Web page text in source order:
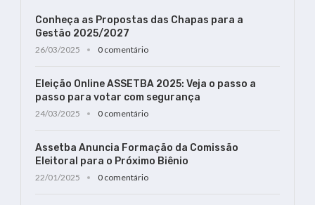
Conheça as Propostas das Chapas para a
Gestão 2025/2027
26/03/2025 0 comentário
Eleição Online ASSETBA 2025: Veja o passo a
passo para votar com segurança
24/03/2025 0 comentário
Assetba Anuncia Formação da Comissão
Eleitoral para o Próximo Biênio
22/01/2025 0 comentário